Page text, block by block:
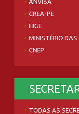
CREA-PE
IBGE
MINISTÉRIO DAS
CNEP
TODAS AS